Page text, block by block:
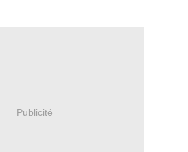
Publicité